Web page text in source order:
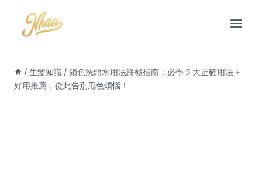
content
/ 生髮知識 / 鎖色洗頭水用法終極指南：必學 5 大正確用法＋
好用推薦，從此告別甩色煩惱！